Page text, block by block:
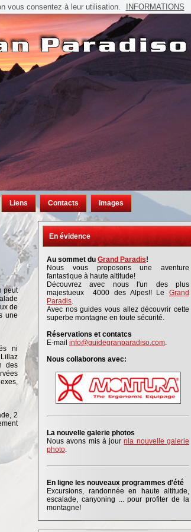
Liens Contacts Images
peut
de
une
ni
des
2
En évidence
Au sommet du Grand Paradis!
Nous vous proposons une aventure
fantastique à haute altitude!
Découvrez avec nous l'un des plus
majestueux 4000 des Alpes!! Le Grand
Paradis.
Avec nos guides vous allez découvrir cette
superbe montagne en toute sécurité.
Réservations et contatcs
E-mail info@guidegranparadiso.com.
Nous collaborons avec:
La nouvelle galerie photos
Nous avons mis à journla nouvelle galerie
photo.
En ligne les nouveaux programmes d'été
Excursions, randonnée en haute altitude,
escalade, canyoning ... pour profiter de la
montagne!
vous consentez à leur utilisation. INFORMATIONS